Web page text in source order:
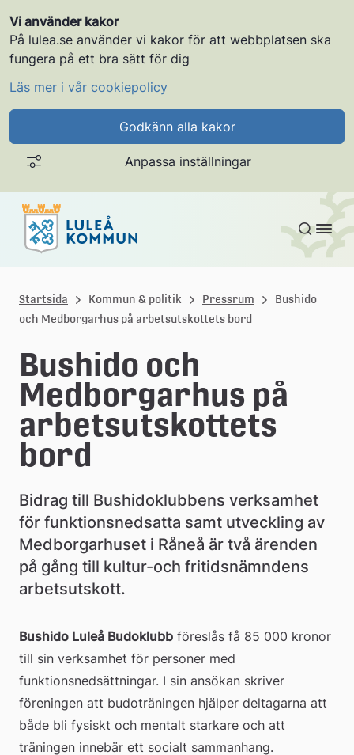
Vi använder kakor
På lulea.se använder vi kakor för att webbplatsen ska
fungera på ett bra sätt för dig
Läs mer i vår cookiepolicy
Godkänn alla kakor
Anpassa inställningar
Gå till innehållet
u
l
e
å
k
o
m
m
u
n
Startsida Kommun & politik Pressrum
Bushido
och Medborgarhus på arbetsutskottets bord
Bushido och
Medborgarhus på
arbetsutskottets
bord
Bidrag till Bushidoklubbens verksamhet
för funktionsnedsatta samt utveckling av
Medborgarhuset i Råneå är två ärenden
på gång till kultur-och fritidsnämndens
arbetsutskott.
Bushido Luleå Budoklubb föreslås få 85 000 kronor
till sin verksamhet för personer med
funktionsnedsättningar. I sin ansökan skriver
föreningen att budoträningen hjälper deltagarna att
både bli fysiskt och mentalt starkare och att
träningen innebär ett socialt sammanhang.